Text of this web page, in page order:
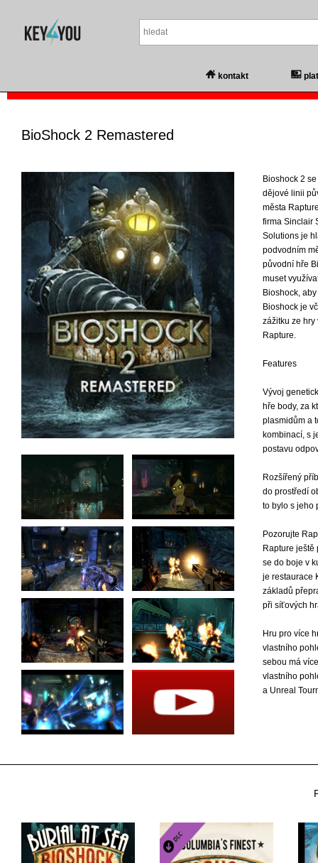
kontakt
BioShock 2 Remastered
Bioshock 2
dějové linii
města
firma Sinclair
Solutions je
podvodním
původní hře
muset
Bioshock,
Bioshock je
zážitku ze hry
Rapture.
Features
Vývoj
hře body, za
plasmidům a
kombinací, s
postavu
Rozšířený
do prostředí
to bylo s jeho
Pozorujte
Rapture ještě
se do boje v
je restaurace
základů
při síťových
Hru pro více
vlastního
sebou má
vlastního
a Unreal